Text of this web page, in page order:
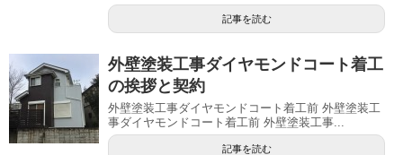
記事を読む
外壁塗装工事ダイヤモンドコート着工
の挨拶と契約
外壁塗装工事ダイヤモンドコート着工前 外壁塗装工
事ダイヤモンドコート着工前 外壁塗装工事...
記事を読む